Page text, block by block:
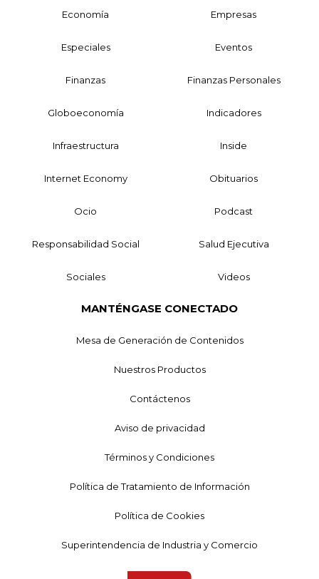
Economía Empresas
Especiales Eventos
Finanzas Finanzas Personales
Globoeconomía Indicadores
Infraestructura Inside
Internet Economy Obituarios
Ocio Podcast
Responsabilidad Social Salud Ejecutiva
Sociales Videos
MANTÉNGASE CONECTADO
Mesa de Generación de Contenidos
Nuestros Productos
Contáctenos
Aviso de privacidad
Términos y Condiciones
Política de Tratamiento de Información
Política de Cookies
Superintendencia de Industria y Comercio